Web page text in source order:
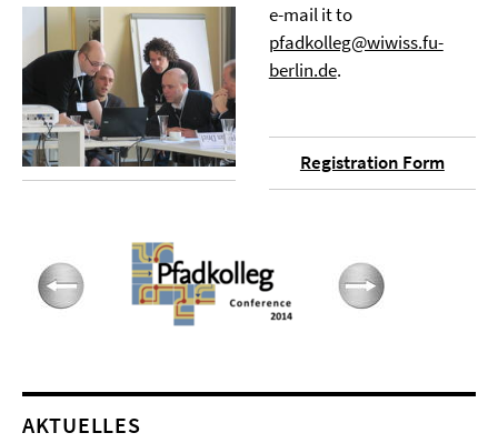
e-mail it to
pfadkolleg@wiwiss.fu-
berlin.de.
Registration Form
AKTUELLES